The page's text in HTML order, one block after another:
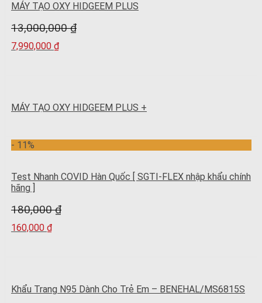
MÁY TẠO OXY HIDGEEM PLUS
13,000,000₫
7,990,000 ₫
MÁY TẠO OXY HIDGEEM PLUS +
- 11%
Test Nhanh COVID Hàn Quốc [ SGTI-FLEX nhập khẩu chính
hãng ]
180,000₫
160,000 ₫
Khẩu Trang N95 Dành Cho Trẻ Em – BENEHAL/MS6815S